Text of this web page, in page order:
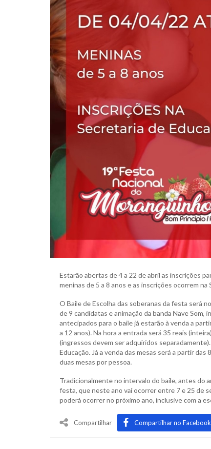
Estarão abertas de 4 a 22 de abril as inscrições
meninas de 5 a 8 anos e as inscrições ocorrem
O Baile de Escolha das soberanas da festa será
de 9 candidatas e animação da banda Nave
antecipados para o baile já estarão à venda a
a 12 anos). Na hora a entrada será 35 reais
(ingressos devem ser adquiridos
Educação. Já a venda das mesas será a partir
duas mesas por pessoa.
Tradicionalmente no intervalo do baile, antes do
festa, que neste ano vai ocorrer entre 7 e 25 de
poderá ocorrer no próximo ano, inclusive com a
Compartilhar Compartilhar no Facebook